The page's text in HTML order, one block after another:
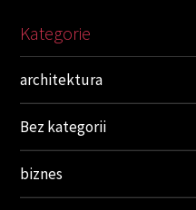
Kategorie
architektura
Bez kategorii
biznes